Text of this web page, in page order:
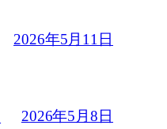
2026年5月11日
2026年5月8日